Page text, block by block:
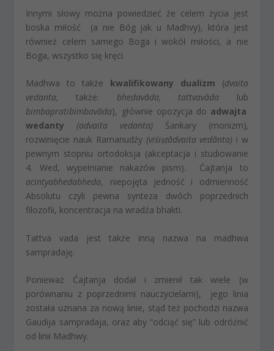
Innymi słowy można powiedzieć że celem życia jest
boska miłość (a nie Bóg jak u Madhvy), która jest
również celem samego Boga i wokół miłości, a nie
Boga, wszystko się kręci.
Madhwa to także kwalifikowany dualizm (dvaita
vedanta, także: bhedavāda, tattvavāda
lub
bimbapratibimbavāda), głównie opozycja do adwajta
wedanty (advaita vedanta) Śankary (monizm),
rozwinięcie nauk Ramanudźy(viśiṣṭādvaita vedānta) i w
pewnym stopniu ortodoksja (akceptacja i studiowanie
4. Wed, wypełnianie nakazów pism). Ćajtanja to
acintyabhedabheda, niepojęta jedność i odmienność
Absolutu czyli pewna synteza dwóch poprzednich
filozofii, koncentracja na wradźa bhakti.
Tattva vada jest także inną nazwa na madhwa
sampradaję.
Ponieważ Ćajtanja dodał i zmienił tak wiele (w
porównaniu z poprzednimi nauczycielami), jego linia
została uznana za nową linie, stąd też pochodzi nazwa
Gaudija sampradaja, oraz aby “odciąć się” lub odróżnić
od linii Madhwy.